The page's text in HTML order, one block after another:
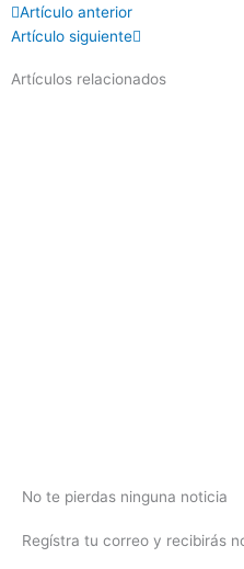
Prev
Artículo anterior
Artículo siguiente
Artículos relacionados
No te pierdas ninguna noticia
Regístra tu correo y recibirás